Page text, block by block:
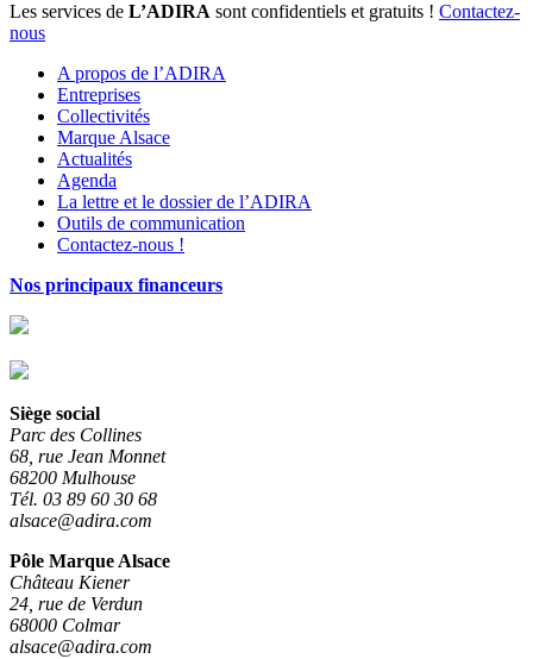
Les services de L’ADIRA sont confidentiels et gratuits ! Contactez-
nous
A propos de l’ADIRA
Entreprises
Collectivités
Marque Alsace
Actualités
Agenda
La lettre et le dossier de l’ADIRA
Outils de communication
Contactez-nous !
Nos principaux financeurs
Siège social
Parc des Collines
68, rue Jean Monnet
68200 Mulhouse
Tél. 03 89 60 30 68
alsace@adira.com
Pôle Marque Alsace
Château Kiener
24, rue de Verdun
68000 Colmar
alsace@adira.com